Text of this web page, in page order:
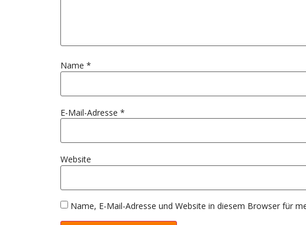
Name *
E-Mail-Adresse *
Website
Name, E-Mail-Adresse und Website in diesem Browser für